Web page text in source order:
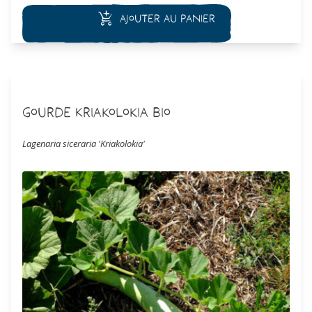
Ajouter au panier
Gourde Kriakolokia Bio
Lagenaria siceraria 'Kriakolokia'